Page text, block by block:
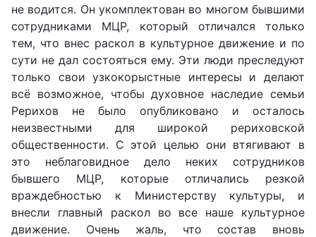
не водится. Он укомплектован во многом бывшими
сотрудниками МЦР, который отличался только
тем, что внес pacкол в культурное движение и по
сути не дал состояться ему. Эти люди преследуют
только свои узкокорыстные интересы и делают
всё возможное, чтобы духовное наследие семьи
Рерихов не было опубликовано и осталось
неизвестными для широкой рериховской
общественности. С этой целью они втягивают в
это неблаговидное дело неких сотрудников
бывшего МЦР, которые отличались резкой
враждебностью к Министерству культуры, и
внесли главный раскол во все наше культурное
движение. Очень жаль, что состав вновь